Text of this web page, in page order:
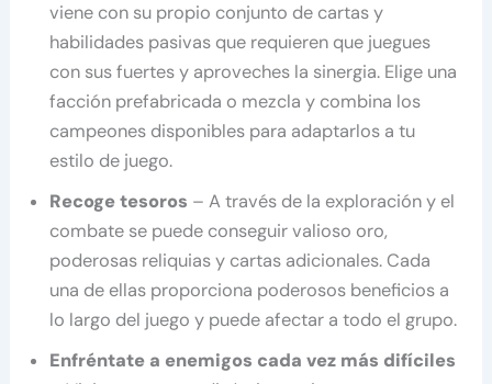
viene con su propio conjunto de cartas y
habilidades pasivas que requieren que juegues
con sus fuertes y aproveches la sinergia. Elige una
facción prefabricada o mezcla y combina los
campeones disponibles para adaptarlos a tu
estilo de juego.
Recoge tesoros – A través de la exploración y el
combate se puede conseguir valioso oro,
poderosas reliquias y cartas adicionales. Cada
una de ellas proporciona poderosos beneficios a
lo largo del juego y puede afectar a todo el grupo.
Enfréntate a enemigos cada vez más difíciles